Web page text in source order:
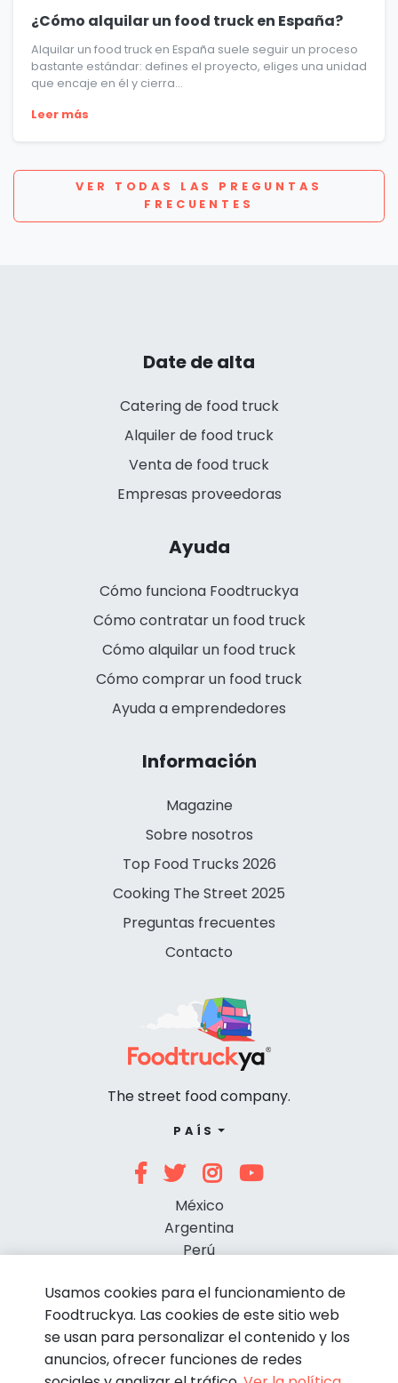
¿Cómo alquilar un food truck en España?
Alquilar un food truck en España suele seguir un proceso
bastante estándar: defines el proyecto, eliges una unidad
que encaje en él y cierra...
Leer más
VER TODAS LAS PREGUNTAS
FRECUENTES
Date de alta
Catering de food truck
Alquiler de food truck
Venta de food truck
Empresas proveedoras
Ayuda
Cómo funciona Foodtruckya
Cómo contratar un food truck
Cómo alquilar un food truck
Cómo comprar un food truck
Ayuda a emprendedores
Información
Magazine
Sobre nosotros
Top Food Trucks 2026
Cooking The Street 2025
Preguntas frecuentes
Contacto
The street food company.
PAÍS
México
Argentina
Perú
Usamos cookies para el funcionamiento de
Foodtruckya. Las cookies de este sitio web
se usan para personalizar el contenido y los
anuncios, ofrecer funciones de redes